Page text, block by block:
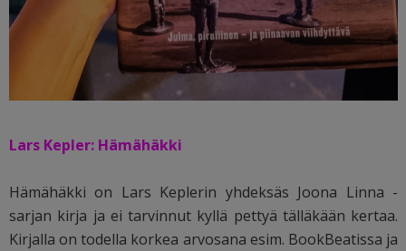
Lars Kepler: Hämähäkki
Hämähäkki on Lars Keplerin yhdeksäs Joona Linna -
sarjan kirja ja ei tarvinnut kyllä pettyä tälläkään kertaa.
Kirjalla on todella korkea arvosana esim. BookBeatissa ja